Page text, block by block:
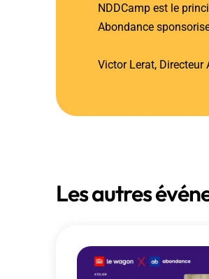
NDDCamp est le
Abondance
Victor Lerat, Directeur
Les autres